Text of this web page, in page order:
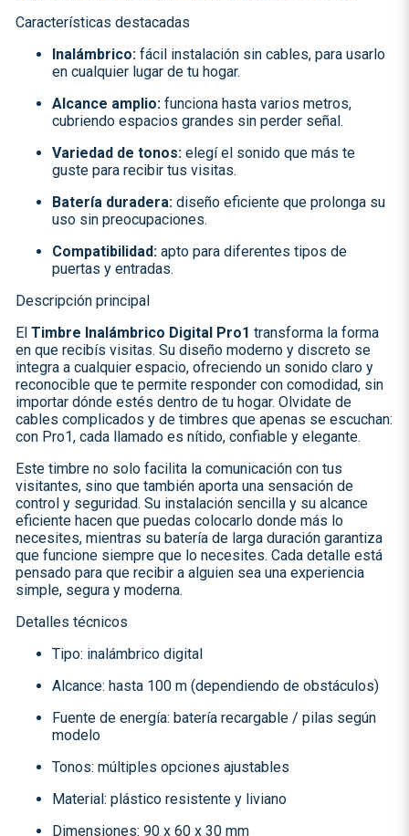
Características destacadas
Inalámbrico:fácil instalación sin cables, para usarlo
en cualquier lugar de tu hogar.
Alcance amplio:funciona hasta varios metros,
cubriendo espacios grandes sin perder señal.
Variedad de tonos:elegí el sonido que más te
guste para recibir tus visitas.
Batería duradera:diseño eficiente que prolonga su
uso sin preocupaciones.
Compatibilidad:apto para diferentes tipos de
puertas y entradas.
Descripción principal
El Timbre Inalámbrico Digital Pro1 transforma la forma
en que recibís visitas. Su diseño moderno y discreto se
integra a cualquier espacio, ofreciendo un sonido claro y
reconocible que te permite responder con comodidad, sin
importar dónde estés dentro de tu hogar. Olvidate de
cables complicados y de timbres que apenas se escuchan:
con Pro1, cada llamado es nítido, confiable y elegante.
Este timbre no solo facilita la comunicación con tus
visitantes, sino que también aporta una sensación de
control y seguridad. Su instalación sencilla y su alcance
eficiente hacen que puedas colocarlo donde más lo
necesites, mientras su batería de larga duración garantiza
que funcione siempre que lo necesites. Cada detalle está
pensado para que recibir a alguien sea una experiencia
simple, segura y moderna.
Detalles técnicos
Tipo: inalámbrico digital
Alcance: hasta 100 m (dependiendo de obstáculos)
Fuente de energía: batería recargable / pilas según
modelo
Tonos: múltiples opciones ajustables
Material: plástico resistente y liviano
Dimensiones: 90 x 60 x 30 mm